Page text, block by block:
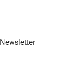
Newsletter